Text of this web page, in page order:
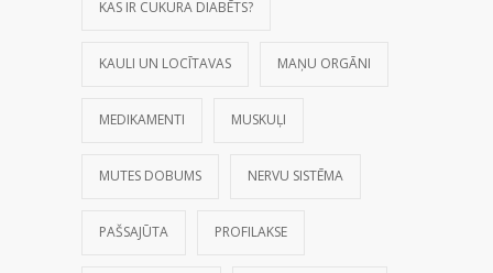
KAS IR CUKURA DIABĒTS?
KAULI UN LOCĪTAVAS MAŅU ORGĀNI
MEDIKAMENTI MUSKUĻI
MUTES DOBUMS NERVU SISTĒMA
PAŠSAJŪTA PROFILAKSE